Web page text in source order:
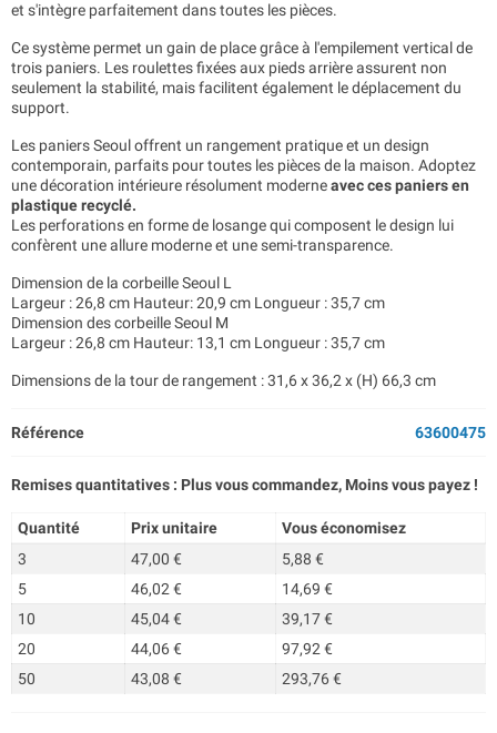
et s'intègre parfaitement dans toutes les pièces.
Ce système permet un gain de place grâce à l'empilement vertical de
trois paniers. Les roulettes fixées aux pieds arrière assurent non
seulement la stabilité, mais facilitent également le déplacement du
support.
Les paniers Seoul offrent un rangement pratique et un design
contemporain, parfaits pour toutes les pièces de la maison. Adoptez
une décoration intérieure résolument moderneavec ces paniers en
plastique recyclé.
Les perforations en forme de losange qui composent le design lui
confèrent une allure moderne et une semi-transparence.
Dimension de la corbeille Seoul L
Largeur : 26,8 cm Hauteur: 20,9 cm Longueur : 35,7 cm
Dimension des corbeille Seoul M
Largeur : 26,8 cm Hauteur: 13,1 cm Longueur : 35,7 cm
Dimensions de la tour de rangement : 31,6 x 36,2 x (H) 66,3 cm
Référence 63600475
Remises quantitatives : Plus vous commandez, Moins vous payez !
Quantité Prix unitaire
Vous économisez
3
47,00 €
5,88 €
5
46,02 €
14,69 €
10
45,04 €
39,17 €
20
44,06 €
97,92 €
50
43,08 € 293,76 €